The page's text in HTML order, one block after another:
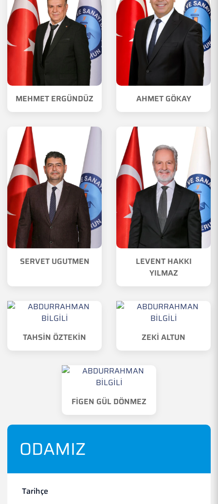
ODAMIZ
Tarihçe
MEHMET ERGÜNDÜZ AHMET GÖKAY
SERVET UGUTMEN
LEVENT HAKKI
YILMAZ
TAHSİN ÖZTEKİN ZEKİ ALTUN
FİGEN GÜL DÖNMEZ